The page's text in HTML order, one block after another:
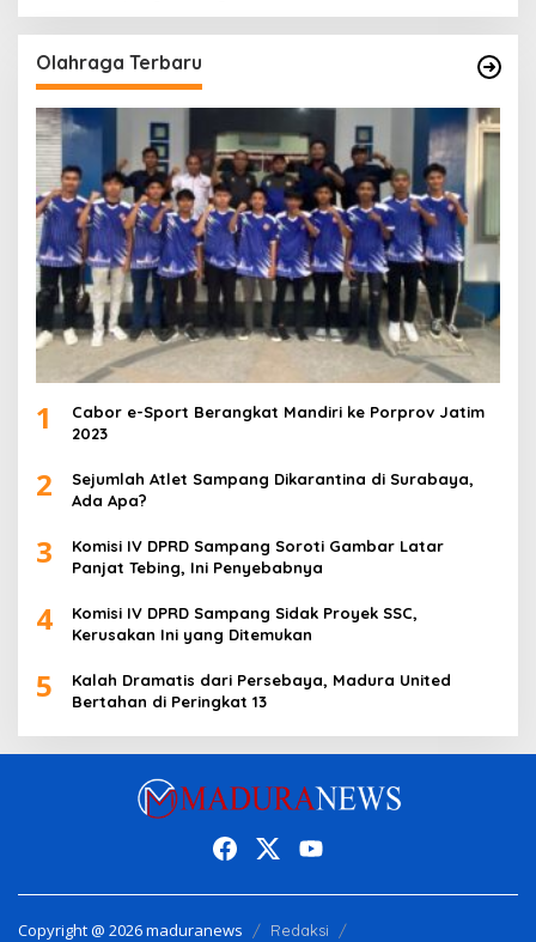
Olahraga Terbaru
1
Cabor e-Sport Berangkat Mandiri ke Porprov Jatim
2023
2
Sejumlah Atlet Sampang Dikarantina di Surabaya,
Ada Apa?
3
Komisi IV DPRD Sampang Soroti Gambar Latar
Panjat Tebing, Ini Penyebabnya
4
Komisi IV DPRD Sampang Sidak Proyek SSC,
Kerusakan Ini yang Ditemukan
5
Kalah Dramatis dari Persebaya, Madura United
Bertahan di Peringkat 13
Copyright @ 2026 maduranews
Redaksi